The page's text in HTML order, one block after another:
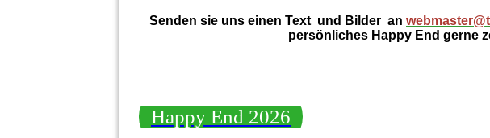
Senden sie uns einen Text und Bilder an w
persönliches Happy End gerne
Happy End 2026